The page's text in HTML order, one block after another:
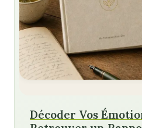
Décoder Vos